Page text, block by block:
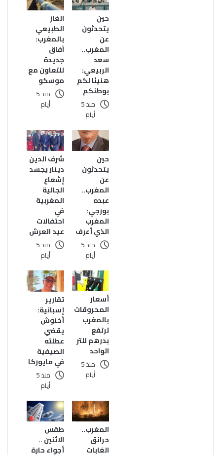
حين
يتحدثون
عن
المغرب..
سعد
الربيعي:
هنيئا لكم
بوطنكم
منذ 5
أيام
الغاز
الطبيعي
بالمغرب:
آفاق
جديدة
للتعاون مع
موسكو
منذ 5
أيام
حين
يتحدثون
عن
المغرب..
عبده
بورجي:
المغرب
الذي أعرف
منذ 5
أيام
شرف الدين
دينار يجسد
إشعاع
الجالية
المغربية
في
احتفالات
عيد العرش
منذ 5
أيام
أسعار
المحروقات
بالمغرب
ترتفع
بدرهم للتر
الواحد
منذ 5
أيام
تقارير
إسبانية:
أخنوش
يقضي
عطلته
الصيفية
في مايوركا
منذ 5
أيام
المغرب..
حرائق
الغابات
طقس
الاثنين ..
أجواء حارة